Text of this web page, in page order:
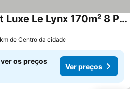
Promo Juillet Chalet Luxe Le Lynx 170m² 8 Pers: Piscine Privee Int & Sauna
de Centro da cidade
os preços
Ver preços